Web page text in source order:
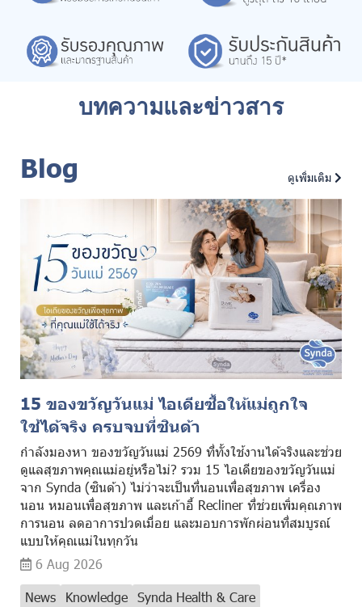
บทความและข่าวสาร
Blog ดูเพิ่มเติม
15 ของขวัญวันแม่ ไอเดียซื้อให้แม่ถูกใจ
ใช้ได้จริง ครบจบที่ซินด้า
กำลังมองหา ของขวัญวันแม่ 2569 ที่ทั้งใช้งานได้จริงและช่วย
ดูแลสุขภาพคุณแม่อยู่หรือไม่? รวม 15 ไอเดียของขวัญวันแม่
จาก Synda (ซินด้า) ไม่ว่าจะเป็นที่นอนเพื่อสุขภาพ เครื่อง
นอน หมอนเพื่อสุขภาพ และเก้าอี้ Recliner ที่ช่วยเพิ่มคุณภาพ
การนอน ลดอาการปวดเมื่อย และมอบการพักผ่อนที่สมบูรณ์
แบบให้คุณแม่ในทุกวัน
6 Aug 2026
News
Knowledge Synda Health & Care